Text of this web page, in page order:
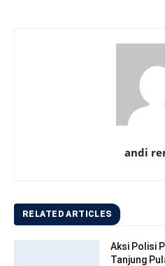
andi
RELATED ARTICLES
Aksi Polisi
Tanjung